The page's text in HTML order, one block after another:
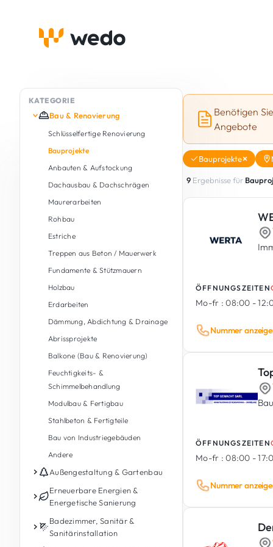
KATEGORIE
Bau & Renovierung
Schlüsselfertige Renovierung
Bauprojekte
Anbauten & Aufstockung
Dachausbau & Dachschrägen
Maurerarbeiten
Rohbau
Estriche
Treppen aus Beton / Mauerwerk
Fundamente & Stützmauern
Holzbau
Erdarbeiten
Dämmung, Abdichtung & Drainage
Abrissprojekte
Balkone (Bau & Renovierung)
Feuchtigkeits- &
Schimmelbehandlung
Modulbau & Fertigbau
Stahlbeton & Fertigteile
Bau von Industriegebäuden
Andere
Außengestaltung & Gartenbau
Gartenpflege
Gartengestaltung &
Landschaftsbau
Außengestaltung
Erneuerbare Energien &
Energetische Sanierung
Photovoltaik
Energiespeicherbatterie
Badezimmer, Sanitär &
Sanitärinstallation
Benötigen
Angebote
Bauprojekte
9 Ergebnisse für
ÖFFNUNGSZEITEN
Mo-fr : 08:00 -
Nummer
ÖFFNUNGSZEITEN
Mo-fr : 08:00 -
Nummer